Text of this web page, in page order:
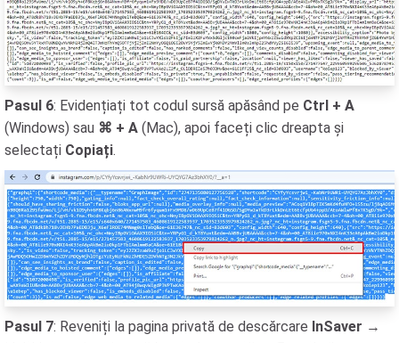
Pasul 6: Evidențiați tot codul sursă apăsând pe Ctrl + A
(Windows) sau ⌘ + A (Mac), apoi faceți clic dreapta și
selectați Copiați.
Pasul 7: Reveniți la pagina privată de descărcare InSaver →